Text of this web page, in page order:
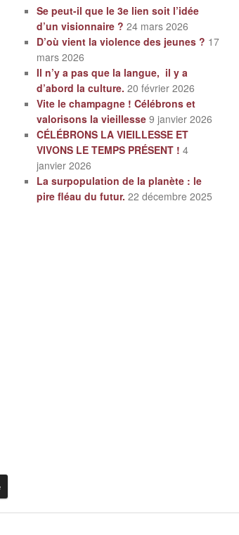
Se peut-il que le 3e lien soit l’idée
d’un visionnaire ? 24 mars 2026
D’où vient la violence des jeunes ? 17
mars 2026
Il n’y a pas que la langue, il y a
d’abord la culture. 20 février 2026
Vite le champagne ! Célébrons et
valorisons la vieillesse 9 janvier 2026
CÉLÉBRONS LA VIEILLESSE ET
VIVONS LE TEMPS PRÉSENT ! 4
janvier 2026
La surpopulation de la planète : le
pire fléau du futur. 22 décembre 2025